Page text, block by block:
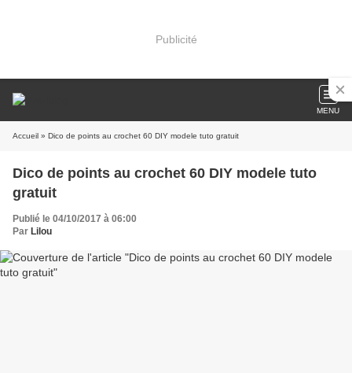
Publicité
MENU
Accueil » Dico de points au crochet 60 DIY modele tuto gratuit
Dico de points au crochet 60 DIY modele tuto
gratuit
Publié le 04/10/2017 à 06:00
Par Lilou